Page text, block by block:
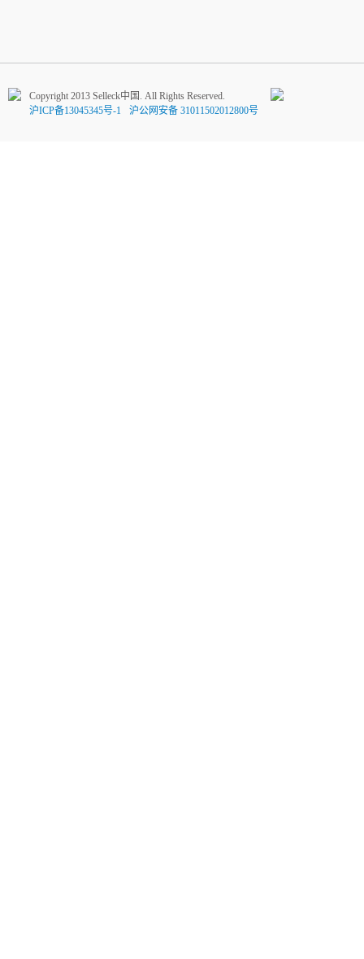
Copyright 2013 Selleck中国. All Rights Reserved.
沪ICP备13045345号-1
沪公网安备 31011502012800号